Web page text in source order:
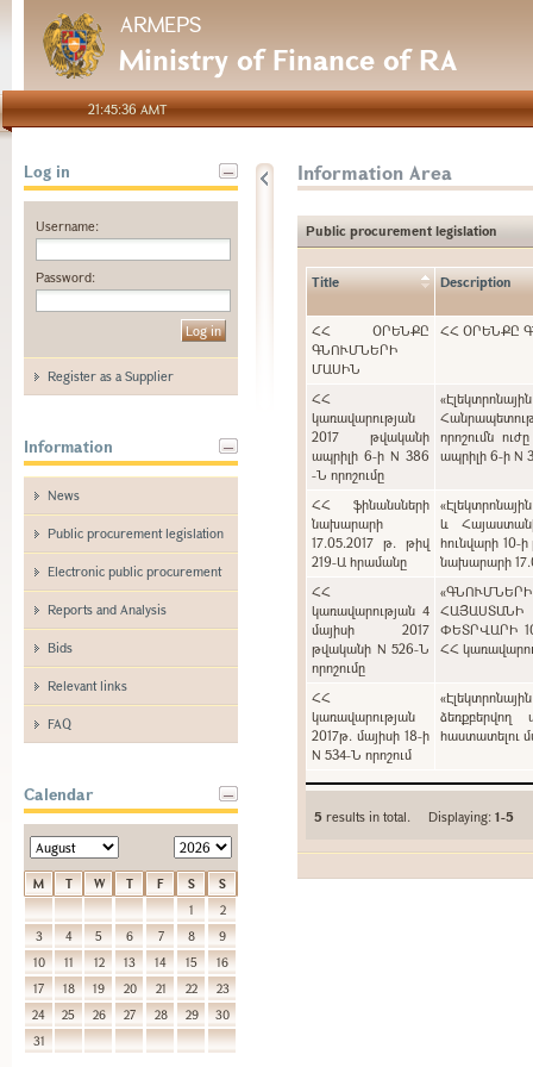
ARMEPS
Ministry of Finance of RA
21:45:36 AMT
Log in
Username:
Password:
Register as a Supplier
Information
News
Public procurement legislation
Electronic public procurement
Reports and Analysis
Bids
Relevant links
FAQ
Calendar
M T W T F S
S
1
2
3
4 5 6 7 8
9
10
11 12 13 14 15
16
17
18 19 20 21 22
23
24
25 26 27 28 29
30
31
Information Area
Public procurement legislation
Title Description
ՀՀ ՕՐԵՆՔԸ
ԳՆՈՒՄՆԵՐԻ
ՄԱՍԻՆ
ՀՀ ՕՐԵՆՔԸ
ՀՀ
կառավարության
2017 թվականի
ապրիլի 6-ի N 386
-Ն որոշումը
որոշումն
ապրիլի 6-ի N
ՀՀ ֆինանսների
նախարարի
17.05.2017 թ. թիվ
219-Ա հրամանը
և
հունվարի 10-
նախարարի
ՀՀ
կառավարության 4
մայիսի 2017
թվականի N 526-Ն
որոշումը
ՓԵՏՐՎԱՐԻ
ՀՀ
ՀՀ
կառավարության
2017թ. մայիսի 18-ի
N 534-Ն որոշում
ձեռքբերվող
հաստատելու
5 results in total. Displaying:1-5